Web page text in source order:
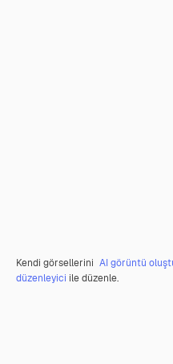
Kendi görsellerini AI görüntü
düzenleyici ile düzenle.